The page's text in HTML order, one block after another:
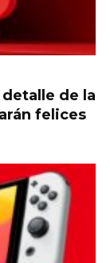
de la
felices